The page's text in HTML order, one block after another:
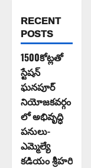
RECENT
POSTS
1500కోట్లతో
స్టేషన్
ఘనపూర్
నియోజకవర్గం
లో అభివృద్ధి
పనులు-
ఎమ్మెల్యే
కడియం శ్రీహరి